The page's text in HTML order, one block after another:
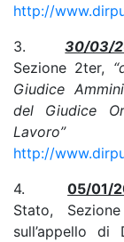
http://
3.30/03/
Sezione 2ter,
Giudice
del Giudice
Lavoro”
http://
4.05/01/
Stato,
sull’appello di